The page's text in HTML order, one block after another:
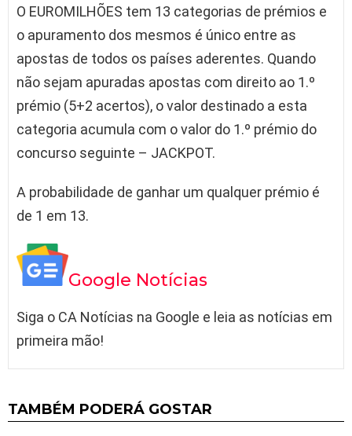
O EUROMILHÕES tem 13 categorias de prémios e
o apuramento dos mesmos é único entre as
apostas de todos os países aderentes. Quando
não sejam apuradas apostas com direito ao 1.º
prémio (5+2 acertos), o valor destinado a esta
categoria acumula com o valor do 1.º prémio do
concurso seguinte – JACKPOT.
A probabilidade de ganhar um qualquer prémio é
de 1 em 13.
Google Notícias
Siga o CA Notícias na Google e leia as notícias em
primeira mão!
TAMBÉM PODERÁ GOSTAR